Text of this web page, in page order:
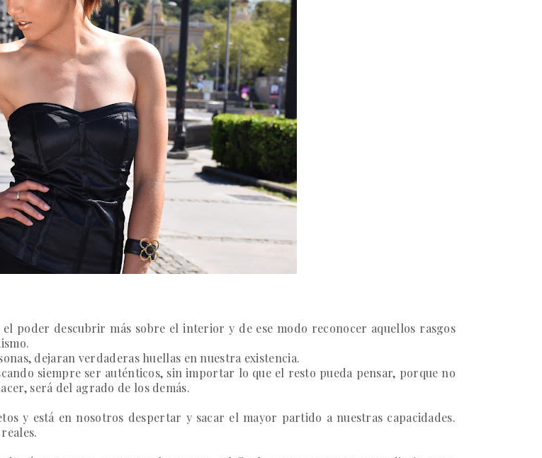
poder descubrir más sobre el interior y de ese modo reconocer aquellos rasgos
dejaran verdaderas huellas en nuestra existencia.
siempre ser auténticos, sin importar lo que el resto pueda pensar, porque no
será del agrado de los demás.
y está en nosotros despertar y sacar el mayor partido a nuestras capacidades.